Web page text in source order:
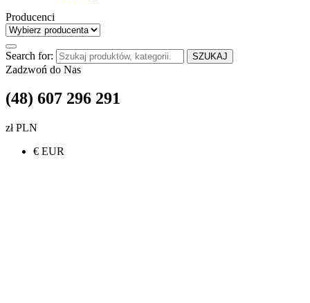
Producenci
Search for: SZUKAJ
Zadzwoń do Nas
(48) 607 296 291
zł PLN
€ EUR